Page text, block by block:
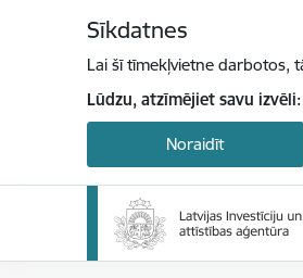
Sīkdatnes
Lai šī tīmekļvietne darbotos,
Lūdzu, atzīmējiet savu izvēli:
Noraidīt